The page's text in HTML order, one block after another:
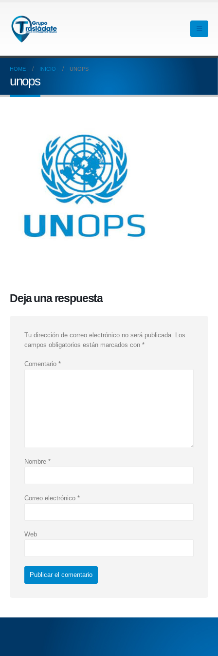
HOME INICIO UNOPS
unops
Deja una respuesta
Tu dirección de correo electrónico no será publicada. Los
campos obligatorios están marcados con *
Comentario *
Nombre *
Correo electrónico *
Web